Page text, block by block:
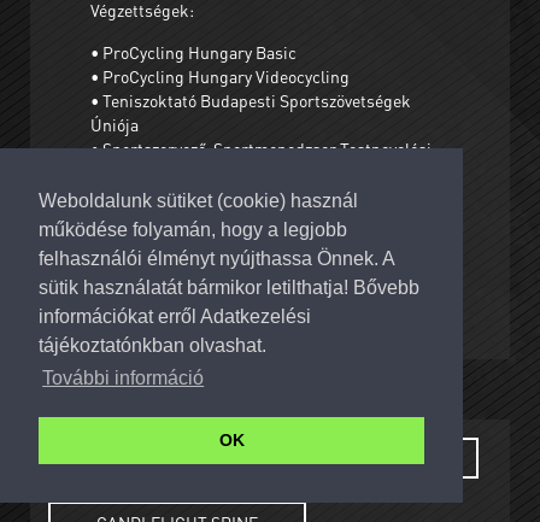
Weboldalunk sütiket (cookie) használ
működése folyamán, hogy a legjobb
felhasználói élményt nyújthassa Önnek. A
sütik használatát bármikor letilthatja! Bővebb
információkat erről Adatkezelési
tájékoztatónkban olvashat.
További információ
OK
Végzettségek:
• ProCycling Hungary Basic
• ProCycling Hungary Videocycling
• Teniszoktató Budapesti Sportszövetségek
Úniója
• Sportszervező-Sportmenedzser Testnevelési
• ICG Coach by Color
• Budapesti Innovatív Gimnázium Turisztikai
Szervező-Értékesítő
Beszélt nyelvek: horvát, angol, magyar